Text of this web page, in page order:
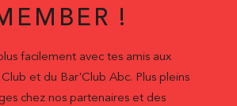
!
facilement avec tes amis aux
et du Bar'Club Abc. Plus pleins
chez nos partenaires et des